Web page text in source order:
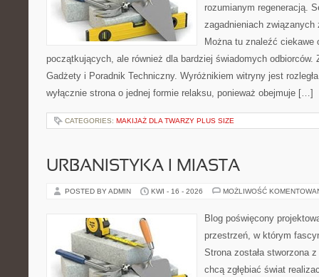
rozumianym regeneracją.
zagadnieniach
Można tu znaleźć ciekawe
początkujących, ale również dla bardziej świadomych odbiorców.
Gadżety i Poradnik Techniczny. Wyróżnikiem witryny jest
wyłącznie strona o jednej formie relaksu, ponieważ obejmuje […]
CATEGORIES: MAKIJAŻ DLA TWARZY PLUS SIZE
URBANISTYKA I MIASTA
POSTED BY ADMIN KWI - 16 - 2026 MOŻLIWOŚĆ
Blog poświęcony
przestrzeń, w którym
Strona została stworzona
chcą zgłębiać świat